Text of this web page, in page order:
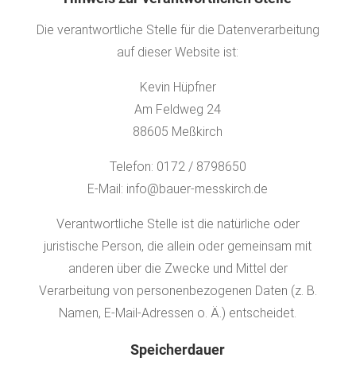
Die verantwortliche Stelle für die Datenverarbeitung
auf dieser Website ist:
Kevin Hüpfner
Am Feldweg 24
88605 Meßkirch
Telefon: 0172 / 8798650
E-Mail: info@bauer-messkirch.de
Verantwortliche Stelle ist die natürliche oder
juristische Person, die allein oder gemeinsam mit
anderen über die Zwecke und Mittel der
Verarbeitung von personenbezogenen Daten (z. B.
Namen, E-Mail-Adressen o. Ä.) entscheidet.
Speicherdauer